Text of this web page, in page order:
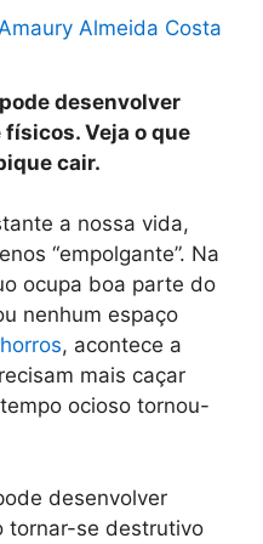
Amaury Almeida Costa
desenvolver
Veja o que
cair.
a nossa vida,
“empolgante”. Na
ocupa boa parte do
nenhum espaço
, acontece a
mais caçar
ocioso tornou-
desenvolver
tornar-se destrutivo